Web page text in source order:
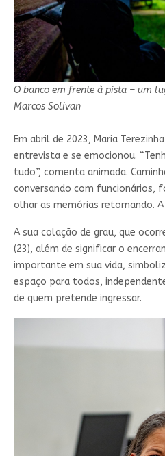
O banco em frente à pista – um
Marcos Solivan
Em abril de 2023, Maria
entrevista e se emocionou.
tudo”, comenta animada.
conversando com funcionários,
olhar as memórias retornando.
A sua colação de grau, que
(23), além de significar o
importante em sua vida,
espaço para todos,
de quem pretende ingressar.